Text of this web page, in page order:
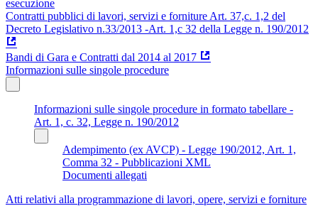
esecuzione
Contratti pubblici di lavori, servizi e forniture Art. 37,c. 1,2 del
Decreto Legislativo n.33/2013 -Art. 1,c 32 della Legge n. 190/2012
Bandi di Gara e Contratti dal 2014 al 2017
Informazioni sulle singole procedure
Informazioni sulle singole procedure in formato tabellare -
Art. 1, c. 32, Legge n. 190/2012
Adempimento (ex AVCP) - Legge 190/2012, Art. 1,
Comma 32 - Pubblicazioni XML
Documenti allegati
Atti relativi alla programmazione di lavori, opere, servizi e forniture